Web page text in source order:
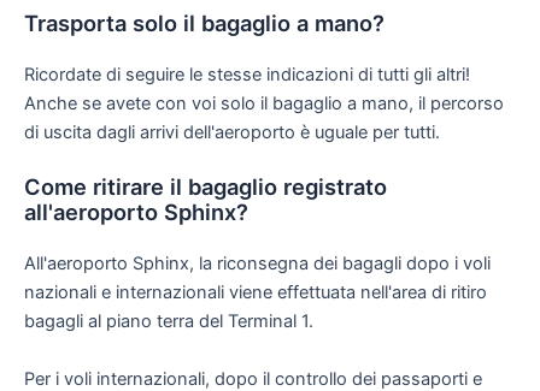
Trasporta solo il bagaglio a mano?
Ricordate di seguire le stesse indicazioni di tutti gli altri!
Anche se avete con voi solo il bagaglio a mano, il percorso
di uscita dagli arrivi dell'aeroporto è uguale per tutti.
Come ritirare il bagaglio registrato
all'aeroporto Sphinx?
All'aeroporto Sphinx, la riconsegna dei bagagli dopo i voli
nazionali e internazionali viene effettuata nell'area di ritiro
bagagli al piano terra del Terminal 1.
Per i voli internazionali, dopo il controllo dei passaporti e